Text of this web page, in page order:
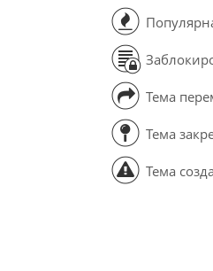
Тема
Тема
Тема